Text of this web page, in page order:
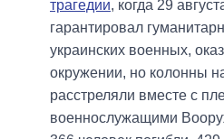
трагедии, когда 29
гарантировал
украинских военных,
окружении, но колонны
расстреляли вместе с
военнослужащими